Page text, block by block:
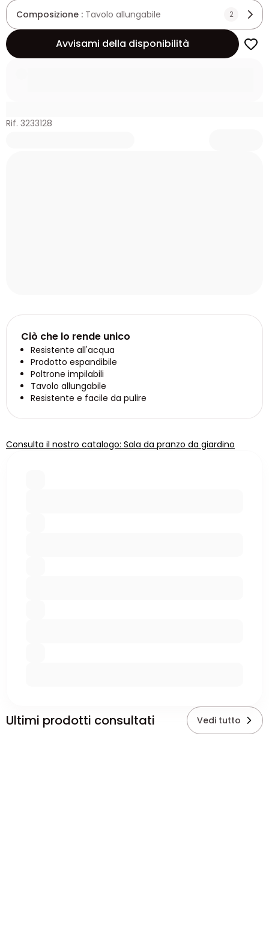
Composizione : Tavolo allungabile 2
Avvisami della disponibilità
Rif. 3233128
Ciò che lo rende unico
Resistente all'acqua
Prodotto espandibile
Poltrone impilabili
Tavolo allungabile
Resistente e facile da pulire
Consulta il nostro catalogo: Sala da pranzo da giardino
Ultimi prodotti consultati Vedi tutto